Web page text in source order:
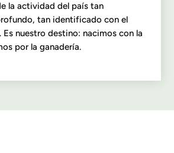
la actividad del país tan
tan identificado con el
Es nuestro destino: nacimos con la
por la ganadería.